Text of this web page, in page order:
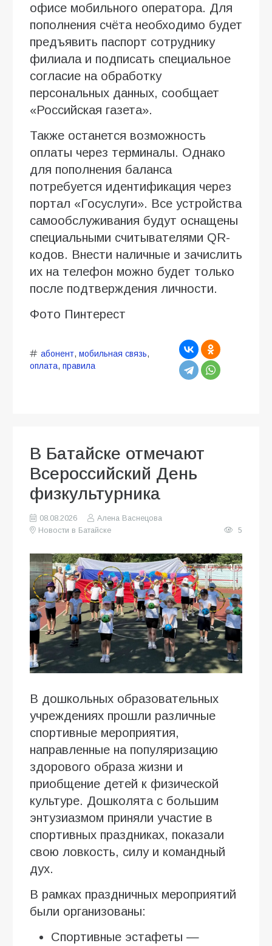
офисе мобильного оператора. Для
пополнения счёта необходимо будет
предъявить паспорт сотруднику
филиала и подписать специальное
согласие на обработку
персональных данных, сообщает
«Российская газета».
Также останется возможность
оплаты через терминалы. Однако
для пополнения баланса
потребуется идентификация через
портал «Госуслуги». Все устройства
самообслуживания будут оснащены
специальными считывателями QR-
кодов. Внести наличные и зачислить
их на телефон можно будет только
после подтверждения личности.
Фото Пинтерест
абонент, мобильная связь,
оплата, правила
В Батайске отмечают
Всероссийский День
физкультурника
08.08.2026
Алена Васнецова
Новости в Батайске
5
В дошкольных образовательных
учреждениях прошли различные
спортивные мероприятия,
направленные на популяризацию
здорового образа жизни и
приобщение детей к физической
культуре. Дошколята с большим
энтузиазмом приняли участие в
спортивных праздниках, показали
свою ловкость, силу и командный
дух.
В рамках праздничных мероприятий
были организованы:
Спортивные эстафеты —